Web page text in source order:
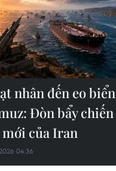
nhân đến eo biển
Đòn bẩy chiến
của Iran
04:36